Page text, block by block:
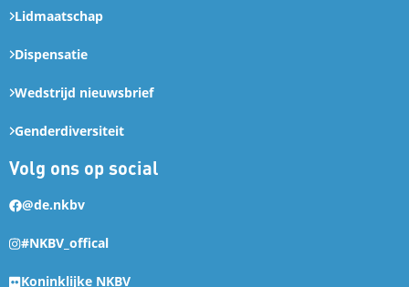
Lidmaatschap
Dispensatie
Wedstrijd nieuwsbrief
Genderdiversiteit
Volg ons op social
@de.nkbv
#NKBV_offical
Koninklijke NKBV